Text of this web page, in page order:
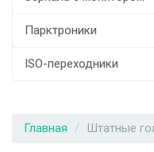
Парктроники
ISO-переходники
Главная Штатные